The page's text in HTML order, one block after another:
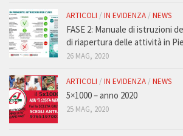
ARTICOLI / IN EVIDENZA / NEWS
FASE 2: Manuale di istruzioni
di riapertura delle attività in
26 MAG, 2020
ARTICOLI / IN EVIDENZA / NEWS
5×1000 – anno 2020
25 MAG, 2020